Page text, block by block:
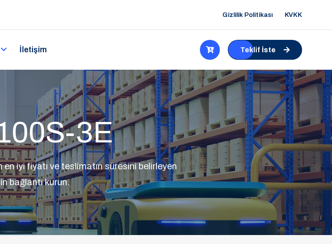
Gizlilik Politikası KVKK
İletişim Teklif İste
3E
iyi fiyatı ve teslimatın süresini belirleyen
bağlantı kurun.